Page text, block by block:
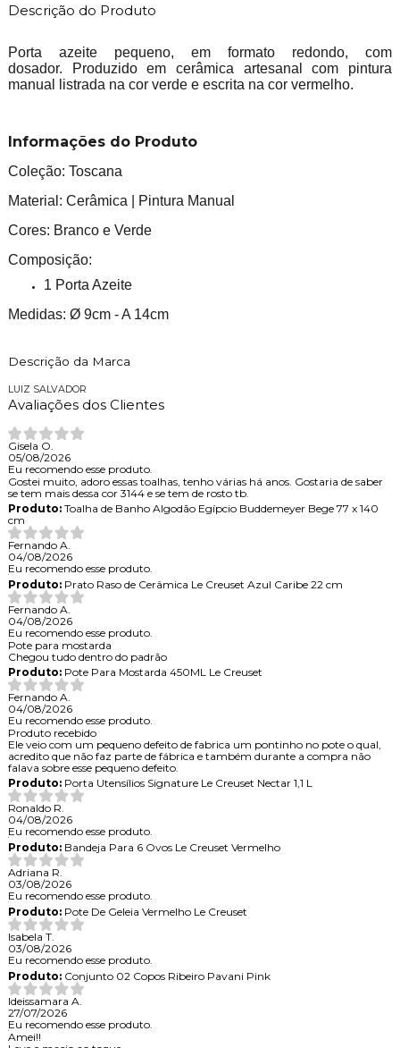
Descrição do Produto
Porta azeite pequeno, em formato redondo, com
dosador. Produzido em cerâmica artesanal com pintura
manual listrada na cor verde e escrita na cor vermelho.
Informações do Produto
Coleção: Toscana
Material: Cerâmica | Pintura Manual
Cores: Branco e Verde
Composição:
1 Porta Azeite
Medidas: Ø 9cm - A 14cm
Descrição da Marca
LUIZ SALVADOR
Avaliações dos Clientes
Gisela O.
05/08/2026
Eu recomendo esse produto.
Gostei muito, adoro essas toalhas, tenho várias há anos. Gostaria de saber
se tem mais dessa cor 3144 e se tem de rosto tb.
Produto:Toalha de Banho Algodão Egípcio Buddemeyer Bege 77 x 140
cm
Fernando A.
04/08/2026
Eu recomendo esse produto.
Produto:Prato Raso de Cerâmica Le Creuset Azul Caribe 22 cm
Fernando A.
04/08/2026
Eu recomendo esse produto.
Pote para mostarda
Chegou tudo dentro do padrão
Produto:Pote Para Mostarda 450ML Le Creuset
Fernando A.
04/08/2026
Eu recomendo esse produto.
Produto recebido
Ele veio com um pequeno defeito de fabrica um pontinho no pote o qual,
acredito que não faz parte de fábrica e também durante a compra não
falava sobre esse pequeno defeito.
Produto:Porta Utensílios Signature Le Creuset Nectar 1,1 L
Ronaldo R.
04/08/2026
Eu recomendo esse produto.
Produto:Bandeja Para 6 Ovos Le Creuset Vermelho
Adriana R.
03/08/2026
Eu recomendo esse produto.
Produto:Pote De Geleia Vermelho Le Creuset
Isabela T.
03/08/2026
Eu recomendo esse produto.
Produto:Conjunto 02 Copos Ribeiro Pavani Pink
Ideissamara A.
27/07/2026
Eu recomendo esse produto.
Amei!!